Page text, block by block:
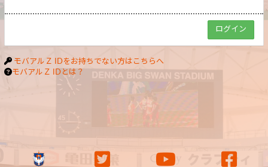
モバアルＺ IDをお持ちでない方はこちらへ
モバアルＺ IDとは？